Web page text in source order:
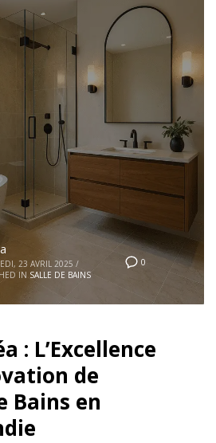
0
23 AVRIL 2025 /
IN SALLE DE BAINS
: L’Excellence
de
Bains en